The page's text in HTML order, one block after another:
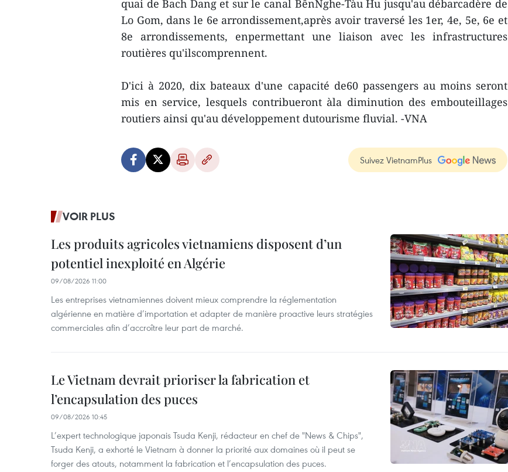
quai de Bach Dang et sur le canal BênNghe-Tàu Hu jusqu'au débarcadère de
Lo Gom, dans le 6e arrondissement,après avoir traversé les 1er, 4e, 5e, 6e et
8e arrondissements, enpermettant une liaison avec les infrastructures
routières qu'ilscomprennent.
D'ici à 2020, dix bateaux d'une capacité de60 passengers au moins seront
mis en service, lesquels contribueront àla diminution des embouteillages
routiers ainsi qu'au développement dutourisme fluvial. -VNA
Suivez VietnamPlus
VOIR PLUS
Les produits agricoles vietnamiens disposent d’un
potentiel inexploité en Algérie
09/08/2026 11:00
Les entreprises vietnamiennes doivent mieux comprendre la réglementation
algérienne en matière d’importation et adapter de manière proactive leurs stratégies
commerciales afin d’accroître leur part de marché.
Le Vietnam devrait prioriser la fabrication et
l’encapsulation des puces
09/08/2026 10:45
L’expert technologique japonais Tsuda Kenji, rédacteur en chef de "News & Chips",
Tsuda Kenji, a exhorté le Vietnam à donner la priorité aux domaines où il peut se
forger des atouts, notamment la fabrication et l’encapsulation des puces.